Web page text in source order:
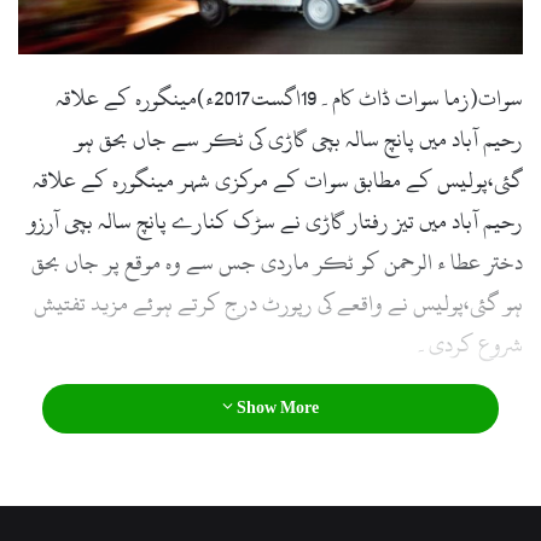
l
سوات(زما سوات ڈاٹ کام۔19اگست2017ء)مینگورہ کے علاقہ
رحیم آباد میں پانچ سالہ بچی گاڑی کی ٹکر سے جاں بحق ہو
گئی،پولیس کے مطابق سوات کے مرکزی شہر مینگورہ کے علاقہ
رحیم آباد میں تیز رفتار گاڑی نے سڑک کنارے پانچ سالہ بچی آرزو
دختر عطا ء الرحمن کو ٹکر ماردی جس سے وہ موقع پر جاں بحق
ہو گئی،پولیس نے واقعے کی رپورٹ درج کرتے ہوئے مزید تفتیش
شروع کردی۔
Show More